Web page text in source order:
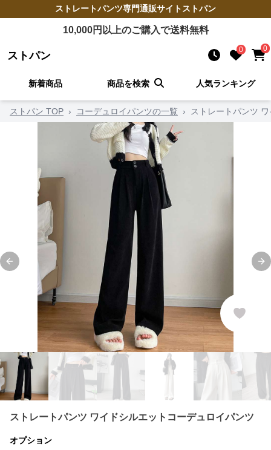
ストレートパンツ専門通販サイト ストパン
10,000円以上のご購入で送料無料
ストパン 0 0
新着商品 商品を検索 人気ランキング
ストパン TOP › コーデュロイパンツの一覧 › ストレートパンツ
Previous slide
ストレートパンツ ワイドシルエットコーデュロイパンツ
オプション